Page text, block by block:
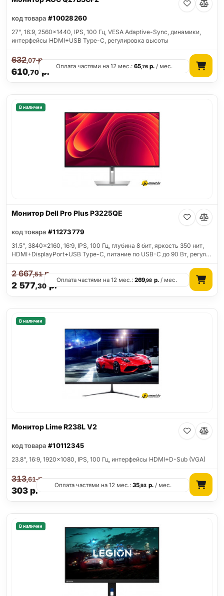
код товара #10028260
27", 16:9, 2560x1440, IPS, 100 Гц, VESA Adaptive-Sync, динамики,
интерфейсы HDMI+USB Type-C, регулировка высоты
610,70р.
632,07р.
Оплата частями на 12 мес.:65,76 р. / мес.
В наличии
Монитор Dell Pro Plus P3225QE
код товара #11273779
31.5", 3840x2160, 16:9, IPS, 100 Гц, глубина 8 бит, яркость 350 нит,
HDMI+DisplayPort+USB Type-C, питание по USB-C до 90 Вт, регул…
2 577,30 р.
2 667,51р.
Оплата частями на 12 мес.:269,98 р./ мес.
В наличии
Монитор Lime R238L V2
код товара #10112345
23.8", 16:9, 1920x1080, IPS, 100 Гц, интерфейсы HDMI+D-Sub (VGA)
303р.
313,61р.
Оплата частями на 12 мес.:35,93 р./ мес.
В наличии